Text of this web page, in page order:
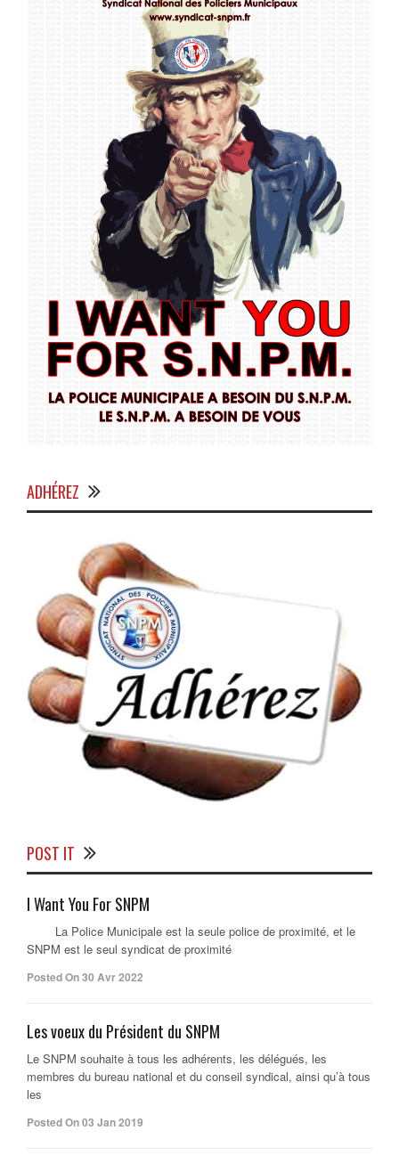
ADHÉREZ
POST IT
I Want You For SNPM
La Police Municipale est la seule police de proximité, et le
SNPM est le seul syndicat de proximité
Posted On 30 Avr 2022
Les voeux du Président du SNPM
Le SNPM souhaite à tous les adhérents, les délégués, les
membres du bureau national et du conseil syndical, ainsi qu’à tous
les
Posted On 03 Jan 2019